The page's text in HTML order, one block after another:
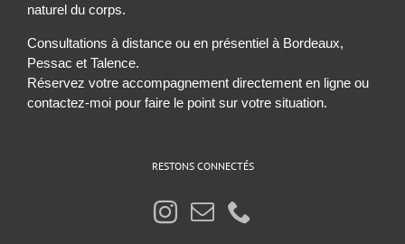
naturel du corps.
Consultations à distance ou en présentiel à Bordeaux,
Pessac et Talence.
Réservez votre accompagnement directement en ligne ou
contactez-moi pour faire le point sur votre situation.
RESTONS CONNECTÉS